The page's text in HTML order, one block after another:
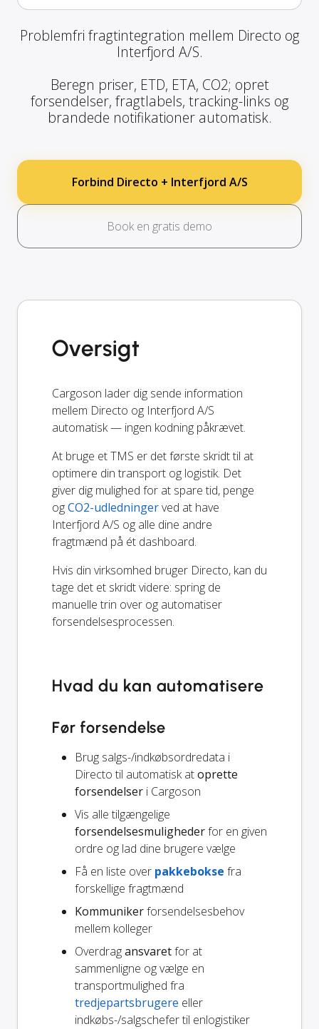
Problemfri fragtintegration mellem Directo og
Interfjord A/S.
Beregn priser, ETD, ETA, CO2; opret
forsendelser, fragtlabels, tracking-links og
brandede notifikationer automatisk.
Forbind Directo + Interfjord A/S
Book en gratis demo
Oversigt
Cargoson lader dig sende information
mellem Directo og Interfjord A/S
automatisk — ingen kodning påkrævet.
At bruge et TMS er det første skridt til at
optimere din transport og logistik. Det
giver dig mulighed for at spare tid, penge
ogCO2-udledningerved at have
Interfjord A/S og alle dine andre
fragtmænd på ét dashboard.
Hvis din virksomhed bruger Directo, kan du
tage det et skridt videre: spring de
manuelle trin over og automatiser
forsendelsesprocessen.
Hvad du kan automatisere
Før forsendelse
Brug salgs-/indkøbsordredata i
Directo til automatisk atoprette
forsendelser i Cargoson
Vis alle tilgængelige
forsendelsesmulighederfor en given
ordre og lad dine brugere vælge
Få en liste over pakkebokse fra
forskellige fragtmænd
Kommunikerforsendelsesbehov
mellem kolleger
Overdragansvaretfor at
sammenligne og vælge en
transportmulighed fra
tredjepartsbrugere eller
indkøbs-/salgschefer til enlogistiker